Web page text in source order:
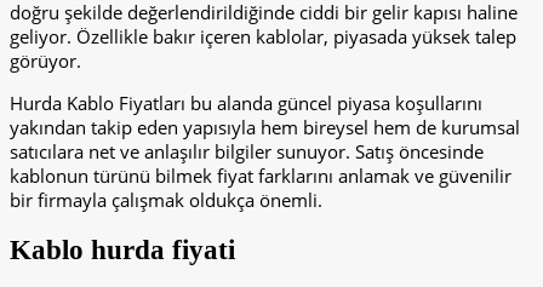
doğru şekilde değerlendirildiğinde ciddi bir gelir kapısı haline
geliyor. Özellikle bakır içeren kablolar, piyasada yüksek talep
görüyor.
Hurda Kablo Fiyatları bu alanda güncel piyasa koşullarını
yakından takip eden yapısıyla hem bireysel hem de kurumsal
satıcılara net ve anlaşılır bilgiler sunuyor. Satış öncesinde
kablonun türünü bilmek fiyat farklarını anlamak ve güvenilir
bir firmayla çalışmak oldukça önemli.
Kablo hurda fiyati